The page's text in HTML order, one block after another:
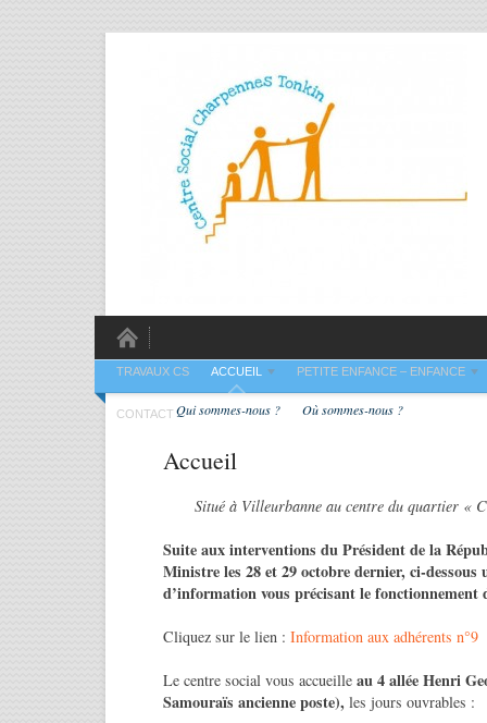
TRAVAUX CS ACCUEIL
Qui sommes-nous ? Où sommes-nous ?
PETITE ENFANCE – ENFANCE
CONTACT
Accueil
Situé à Villeurbanne au centre du quartier «
Suite aux interventions du Président de la
Ministre les 28 et 29 octobre dernier, ci-dessous
d’information vous précisant le fonctionnement
Cliquez sur le lien : Information aux adhérents n°9
Le centre social vous accueille au 4 allée Henri
Samouraïs ancienne poste), les jours ouvrables :